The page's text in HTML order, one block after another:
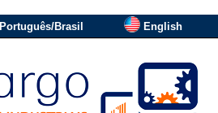
Português/Brasil English